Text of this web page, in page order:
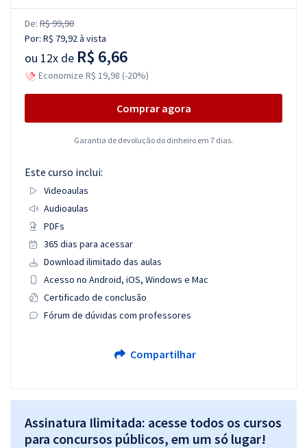
De: R$ 99,90
Por: R$ 79,92à vista
ou 12x de R$ 6,66
Economize R$ 19,98 (-20%)
Comprar agora
Garantia de devolução do dinheiro em 7 dias.
Este curso inclui:
Videoaulas
Audioaulas
PDFs
365 dias para acessar
Download ilimitado das aulas
Acesso no Android, iOS, Windows e Mac
Certificado de conclusão
Fórum de dúvidas com professores
Compartilhar
Assinatura Ilimitada: acesse todos os cursos
para concursos públicos, em um só lugar!